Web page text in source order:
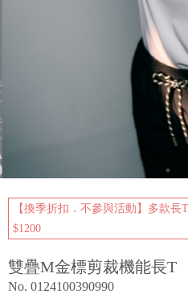
【換季折扣．不參與活動】多款
$1200
雙疊M金標剪裁機能長T
No. 0124100390990